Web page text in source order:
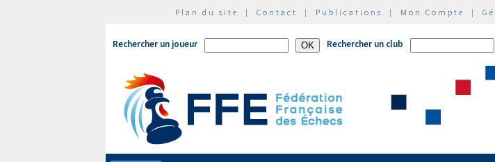
Plan du site | Contact | Publications | Mon Compte |
Rechercher un joueur Rechercher un club